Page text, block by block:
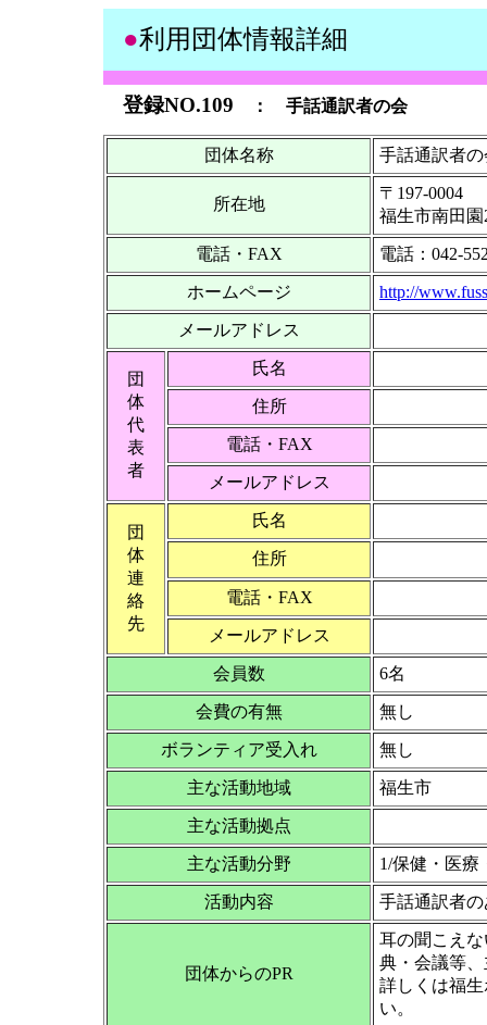
●利用団体情報詳細
登録NO.109 ： 手話通訳者の会
団体名称 手話通訳者の
所在地
〒197-0004
福生市南田
電話・FAX 電話：042-
ホームページ http://
メールアドレス
団
体
代
表
者
氏名
住所
電話・FAX
メールアドレス
団
体
連
絡
先
氏名
住所
電話・FAX
メールアドレス
会員数 6名
会費の有無 無し
ボランティア受入れ 無し
主な活動地域 福生市
主な活動拠点
主な活動分野 1/保健・医
活動内容 手話通訳者
団体からのPR
耳の聞こえ
典・会議等
詳しくは福
い。